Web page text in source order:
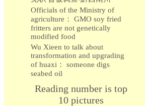
Officials of the Ministry of
agriculture： GMO soy fried
fritters are not genetically
modified food
Wu Xieen to talk about
transformation and upgrading
of huaxi： someone digs
seabed oil
Reading number is top
10 pictures